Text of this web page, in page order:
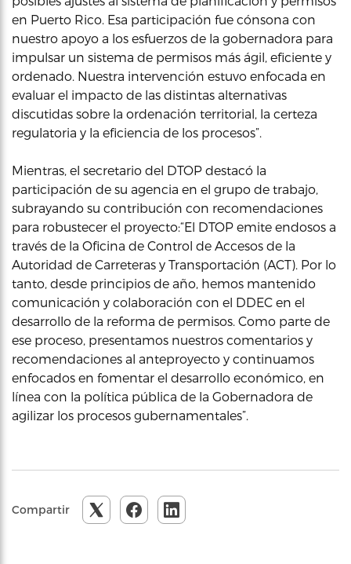
en Puerto Rico. Esa participación fue cónsona con
nuestro apoyo a los esfuerzos de la gobernadora para
impulsar un sistema de permisos más ágil, eficiente y
ordenado. Nuestra intervención estuvo enfocada en
evaluar el impacto de las distintas alternativas
discutidas sobre la ordenación territorial, la certeza
regulatoria y la eficiencia de los procesos”.
Mientras, el secretario del DTOP destacó la
participación de su agencia en el grupo de trabajo,
subrayando su contribución con recomendaciones
para robustecer el proyecto:“El DTOP emite endosos a
través de la Oficina de Control de Accesos de la
Autoridad de Carreteras y Transportación (ACT). Por lo
tanto, desde principios de año, hemos mantenido
comunicación y colaboración con el DDEC en el
desarrollo de la reforma de permisos. Como parte de
ese proceso, presentamos nuestros comentarios y
recomendaciones al anteproyecto y continuamos
enfocados en fomentar el desarrollo económico, en
línea con la política pública de la Gobernadora de
agilizar los procesos gubernamentales”.
Compartir